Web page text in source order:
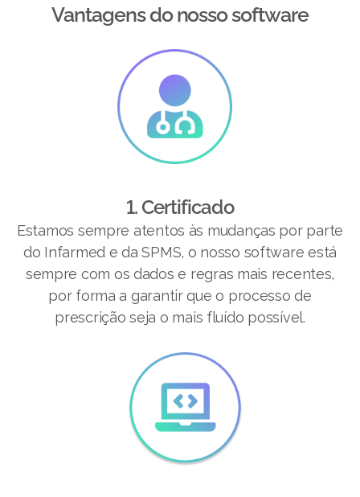
Vantagens do nosso software​
1. Certificado
Estamos sempre atentos às mudanças por parte
do Infarmed e da SPMS, o nosso software está
sempre com os dados e regras mais recentes,
por forma a garantir que o processo de
prescrição seja o mais fluído possível.